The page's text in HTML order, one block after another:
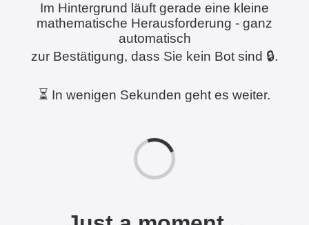
Im Hintergrund läuft gerade eine kleine
mathematische Herausforderung - ganz
automatisch
zur Bestätigung, dass Sie kein Bot sind 🔒.
⏳ In wenigen Sekunden geht es weiter.